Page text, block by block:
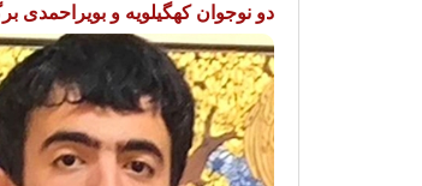
دو نوجوان کهگیلویه و بویراحمدی